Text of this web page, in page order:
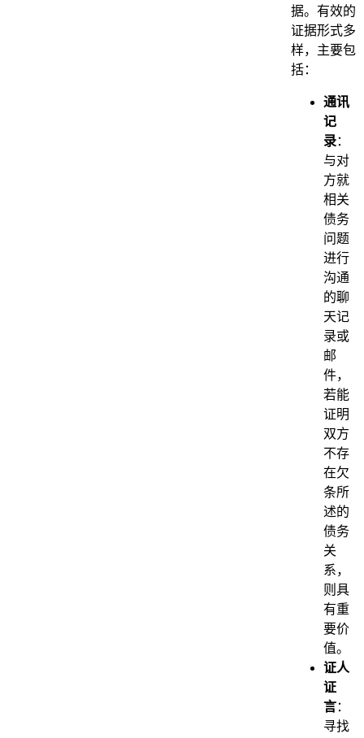
据。有效的
证据形式多
样，主要包
括：
通讯
记
录：
与对
方就
相关
债务
问题
进行
沟通
的聊
天记
录或
邮
件，
若能
证明
双方
不存
在欠
条所
述的
债务
关
系，
则具
有重
要价
值。
证人
证
言：
寻找